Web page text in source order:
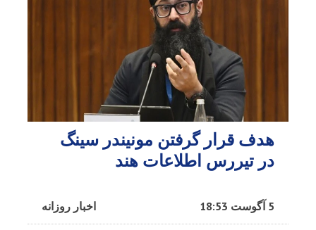
هدف قرار گرفتن مونیندر سینگ
در تیررس اطلاعات هند
اخبار روزانه 5 آگوست 18:53